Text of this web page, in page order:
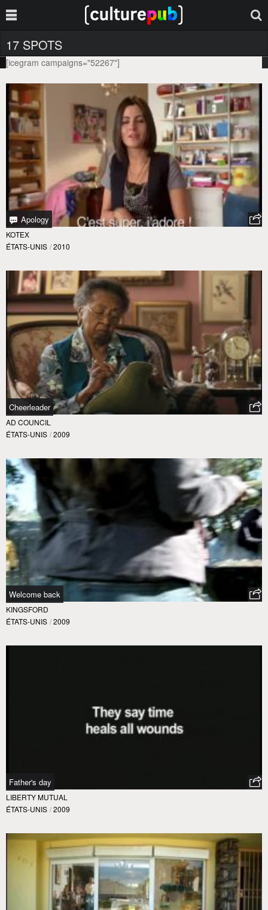
17 SPOTS
[icegram campaigns="52267"]
Apology
KOTEX
ÉTATS-UNIS / 2010
Cheerleader
AD COUNCIL
ÉTATS-UNIS / 2009
Welcome back
KINGSFORD
ÉTATS-UNIS / 2009
Father's day
LIBERTY MUTUAL
ÉTATS-UNIS / 2009